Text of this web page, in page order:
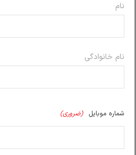
نام
نام خانوادگی
شماره موبایل (ضروری)